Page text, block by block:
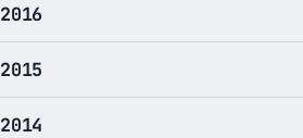
2016
2015
2014